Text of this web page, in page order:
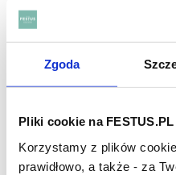
Zgoda
Pliki cookie na FESTUS.PL
Korzystamy z plików
prawidłowo, a także - za
produkcji których (w
przeważającej większości
kluczowy wpływ na
destylatów – niektórym
(wulkaniczne gleby i klimat
udoskonalane metody
doświadczenia z